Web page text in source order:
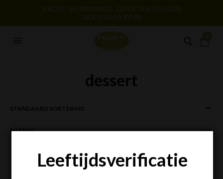
PROEF! WIJNWINKEL. GENIETEN VAN EEN
GOED GLAS WIJN
dessert
FILTERS
Leeftijdsverificatie